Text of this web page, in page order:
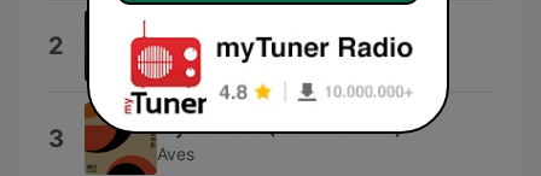
2 Morning Martini
Warner Chappell Production Music
3 Try so Hard (feat. Bel-Ami)
Aves